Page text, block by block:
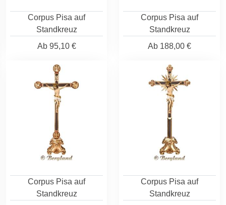
Corpus Pisa auf
Standkreuz
Ab95,10 €
Corpus Pisa auf
Standkreuz
Ab 188,00 €
Corpus Pisa auf
Standkreuz
Corpus Pisa auf
Standkreuz